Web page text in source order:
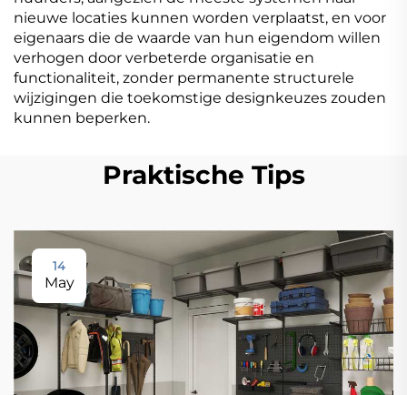
nieuwe locaties kunnen worden verplaatst, en voor
eigenaars die de waarde van hun eigendom willen
verhogen door verbeterde organisatie en
functionaliteit, zonder permanente structurele
wijzigingen die toekomstige designkeuzes zouden
kunnen beperken.
Praktische Tips
14
May